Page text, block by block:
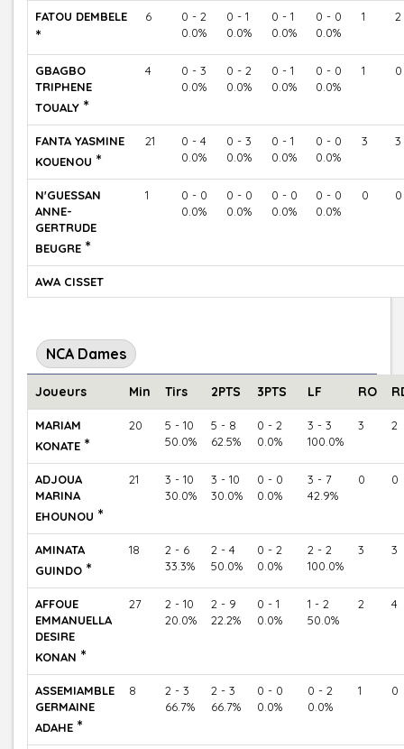
FATOU DEMBELE
*
6
0 - 2
0.0%
0 - 1
0.0%
0 - 1
0.0%
0 - 0
0.0%
1 2
GBAGBO
TRIPHENE
TOUALY *
4
0 - 3
0.0%
0 - 2
0.0%
0 - 1
0.0%
0 - 0
0.0%
1 0
FANTA YASMINE
KOUENOU *
21
0 - 4
0.0%
0 - 3
0.0%
0 - 1
0.0%
0 - 0
0.0%
3 3
N'GUESSAN
ANNE-
GERTRUDE
BEUGRE *
1
0 - 0
0.0%
0 - 0
0.0%
0 - 0
0.0%
0 - 0
0.0%
0 0
AWA CISSET
NCA Dames
Joueurs Min Tirs 2PTS 3PTS LF RO
MARIAM
KONATE *
20
5 - 10
50.0%
5 - 8
62.5%
0 - 2
0.0%
3 - 3
100.0%
3 2
ADJOUA
MARINA
EHOUNOU *
21
3 - 10
30.0%
3 - 10
30.0%
0 - 0
0.0%
3 - 7
42.9%
0 0
AMINATA
GUINDO *
18
2 - 6
33.3%
2 - 4
50.0%
0 - 2
0.0%
2 - 2
100.0%
3 3
AFFOUE
EMMANUELLA
DESIRE
KONAN *
27
2 - 10
20.0%
2 - 9
22.2%
0 - 1
0.0%
1 - 2
50.0%
2 4
ASSEMIAMBLE
GERMAINE
ADAHE *
8
2 - 3
66.7%
2 - 3
66.7%
0 - 0
0.0%
0 - 2
0.0%
1 0